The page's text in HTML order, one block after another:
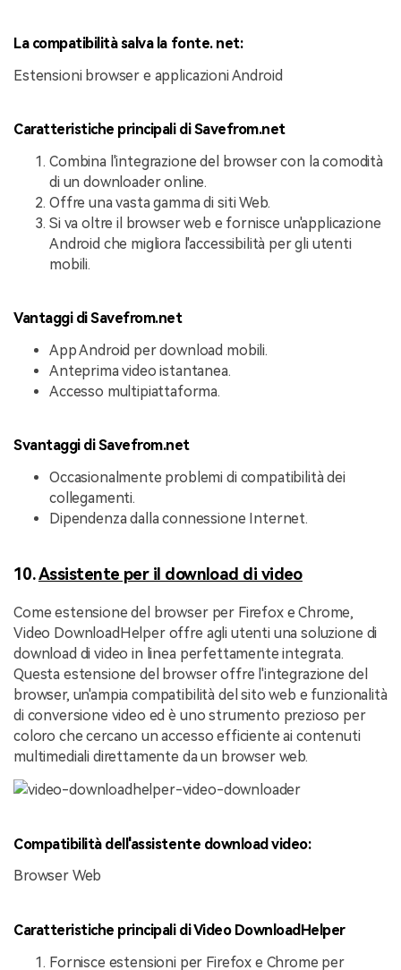
La compatibilità salva la fonte. net:
Estensioni browser e applicazioni Android
Caratteristiche principali di Savefrom.net
Combina l'integrazione del browser con la comodità
di un downloader online.
Offre una vasta gamma di siti Web.
Si va oltre il browser web e fornisce un'applicazione
Android che migliora l'accessibilità per gli utenti
mobili.
Vantaggi di Savefrom.net
App Android per download mobili.
Anteprima video istantanea.
Accesso multipiattaforma.
Svantaggi di Savefrom.net
Occasionalmente problemi di compatibilità dei
collegamenti.
Dipendenza dalla connessione Internet.
10.Assistente per il download di video
Come estensione del browser per Firefox e Chrome,
Video DownloadHelper offre agli utenti una soluzione di
download di video in linea perfettamente integrata.
Questa estensione del browser offre l'integrazione del
browser, un'ampia compatibilità del sito web e funzionalità
di conversione video ed è uno strumento prezioso per
coloro che cercano un accesso efficiente ai contenuti
multimediali direttamente da un browser web.
Compatibilità dell'assistente download video:
Browser Web
Caratteristiche principali di Video DownloadHelper
Fornisce estensioni per Firefox e Chrome per